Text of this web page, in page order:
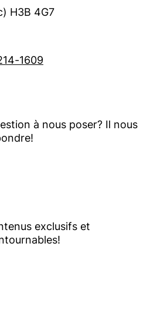
H3B 4G7
1609
à nous poser? Il nous
exclusifs et